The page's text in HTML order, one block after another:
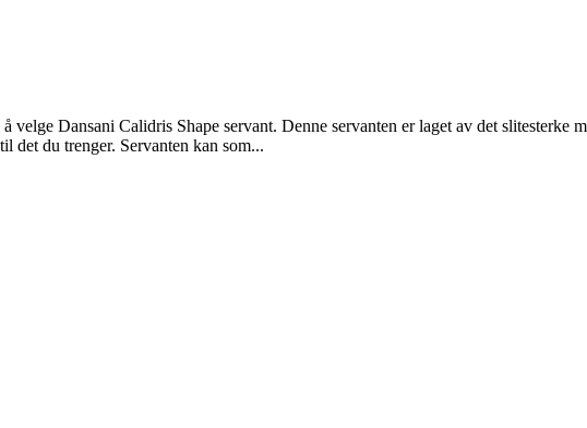
velge Dansani Calidris Shape servant. Denne servanten er laget av det
det du trenger. Servanten kan som...